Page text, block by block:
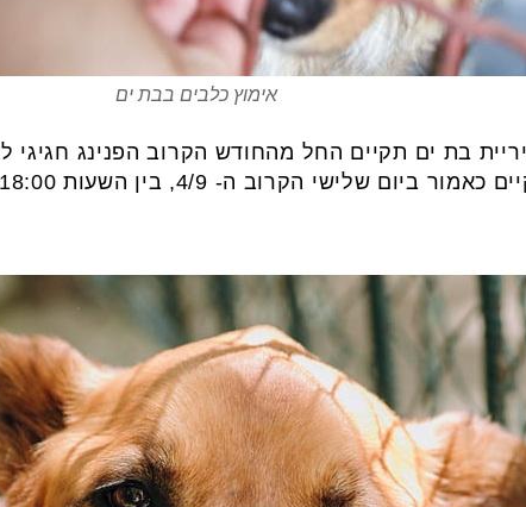
אימוץ כלבים בבת ים
בת ים תקיים החל מהחודש הקרוב הפנינג חגיגי
ה- 4/9, בין השעות 16:00-18:00 בגינת הכלבים בגן אשכול.